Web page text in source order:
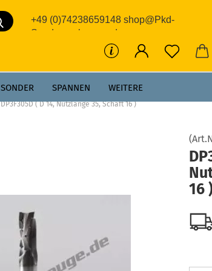
Suche...+49 (0)74238659148 shop@Pkd-
Sonderwerkzeuge.de
SONDER SPANNEN WEITERE
DP3F305D ( D 14, Nutzlänge 35, Schaft 16 )
16